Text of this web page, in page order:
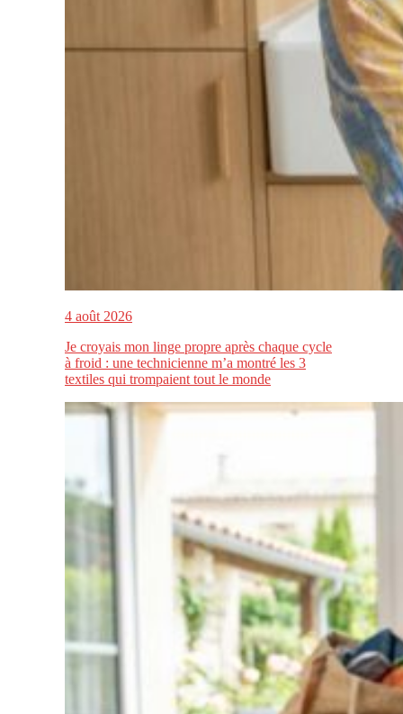
4 août 2026
Je croyais mon linge propre après chaque cycle
à froid : une technicienne m’a montré les 3
textiles qui trompaient tout le monde